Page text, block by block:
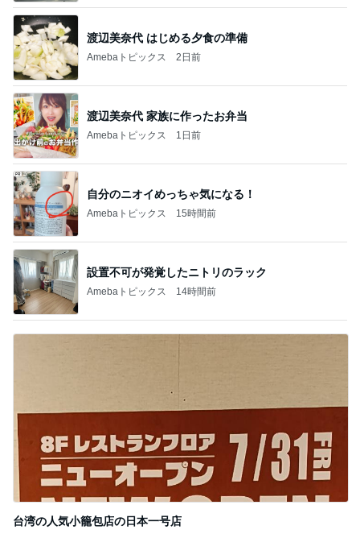
渡辺美奈代 はじめる夕食の準備
Amebaトピックス 2日前
渡辺美奈代 家族に作ったお弁当
Amebaトピックス 1日前
自分のニオイめっちゃ気になる！
Amebaトピックス 15時間前
設置不可が発覚したニトリのラック
Amebaトピックス 14時間前
台湾の人気小籠包店の日本一号店